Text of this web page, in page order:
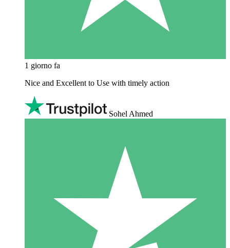
1 giorno fa
Nice and Excellent to Use with timely action
Sohel Ahmed